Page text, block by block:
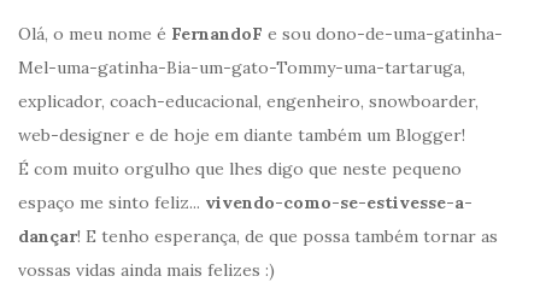
Olá, o meu nome é FernandoF e sou dono-de-uma-gatinha-
Mel-uma-gatinha-Bia-um-gato-Tommy-uma-tartaruga,
explicador, coach-educacional, engenheiro, snowboarder,
web-designer e de hoje em diante também um Blogger!
É com muito orgulho que lhes digo que neste pequeno
espaço me sinto feliz... vivendo-como-se-estivesse-a-
dançar! E tenho esperança, de que possa também tornar as
vossas vidas ainda mais felizes :)